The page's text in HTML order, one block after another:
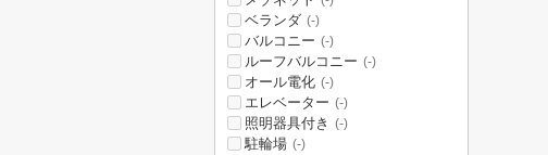
ベランダ (-)
バルコニー (-)
ルーフバルコニー (-)
オール電化 (-)
エレベーター (-)
照明器具付き (-)
駐輪場 (-)